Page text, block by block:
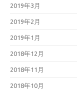
2019年3月
2019年2月
2019年1月
2018年12月
2018年11月
2018年10月